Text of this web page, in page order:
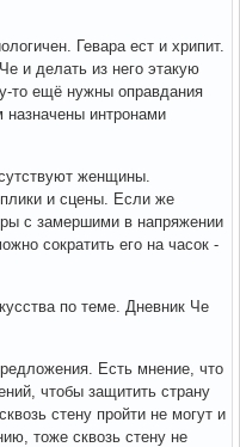
Гевара ест и хрипит.
и делать из него этакую
то ещё нужны оправдания
назначены интронами
женщины.
и сцены. Если же
с замершими в напряжении
сократить его на часок -
по теме. Дневник Че
Есть мнение, что
чтобы защитить страну
стену пройти не могут и
тоже сквозь стену не